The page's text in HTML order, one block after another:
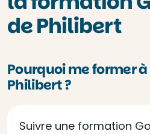
de Philibert
Pourquoi me former
Philibert ?
Suivre une formation